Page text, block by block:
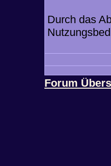
Durch das
Forum